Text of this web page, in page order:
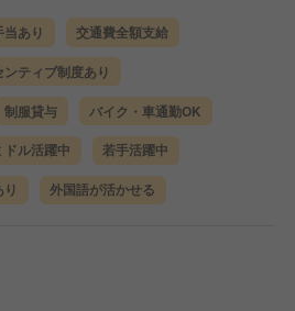
あり 交通費全額支給
ンティブ制度あり
制服貸与 バイク・車通勤OK
ドル活躍中 若手活躍中
外国語が活かせる